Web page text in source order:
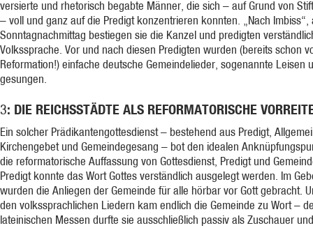
versierte und rhetorisch begabte Männer, die sich – auf Grund von
– voll und ganz auf die Predigt konzentrieren konnten. „Nach Imbiss“,
Sonntagnachmittag bestiegen sie die Kanzel und predigten
Volkssprache. Vor und nach diesen Predigten wurden (bereits schon
Reformation!) einfache deutsche Gemeindelieder, sogenannte Leisen
gesungen.
3: DIE REICHSSTÄDTE ALS REFORMATORISCHE
Ein solcher Prädikantengottesdienst – bestehend aus Predigt,
Kirchengebet und Gemeindegesang – bot den idealen
die reformatorische Auffassung von Gottesdienst, Predigt und
Predigt konnte das Wort Gottes verständlich ausgelegt werden. Im
wurden die Anliegen der Gemeinde für alle hörbar vor Gott gebracht.
den volkssprachlichen Liedern kam endlich die Gemeinde zu Wort –
lateinischen Messen durfte sie ausschließlich passiv als Zuschauer und